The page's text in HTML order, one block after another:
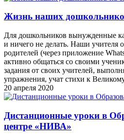
Жизнь наших
Для дошкольников вынужденные
и ничего не делать. Наши учителя
родителей (через приложение
активно общаться со своими
задания от своих учителей,
упражнения, учат стихи к
20 апреля 2020
Дистанционные уроки в
центре «НИВА»